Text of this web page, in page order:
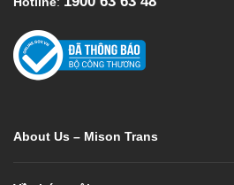
About Us – Mison Trans